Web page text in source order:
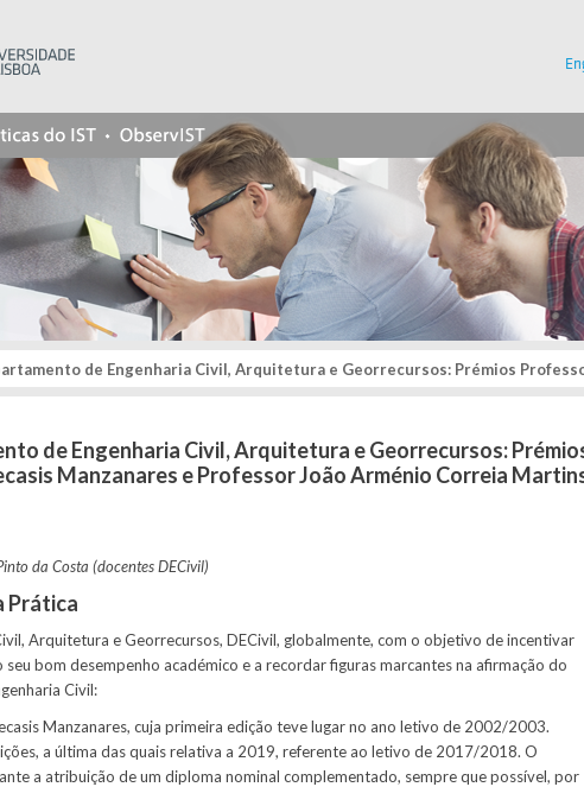
de Engenharia Civil, Arquitetura e Georrecursos: Prémios Professor Alberto Abecasis
de Engenharia Civil, Arquitetura e Georrecursos:
Manzanares e Professor João Arménio Correia
da Costa (docentes DECivil)
Prática
Arquitetura e Georrecursos, DECivil, globalmente, com o objetivo de incentivar
bom desempenho académico e a recordar figuras marcantes na afirmação do
Civil:
Manzanares, cuja primeira edição teve lugar no ano letivo de 2002/2003.
a última das quais relativa a 2019, referente ao letivo de 2017/2018. O
a atribuição de um diploma nominal complementado, sempre que possível, por